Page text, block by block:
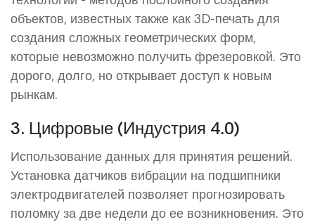
объектов, известных также как 3D-печать для
создания сложных геометрических форм,
которые невозможно получить фрезеровкой. Это
дорого, долго, но открывает доступ к новым
рынкам.
3. Цифровые (Индустрия 4.0)
Использование данных для принятия решений.
Установка датчиков вибрации на подшипники
электродвигателей позволяет прогнозировать
поломку за две недели до ее возникновения. Это